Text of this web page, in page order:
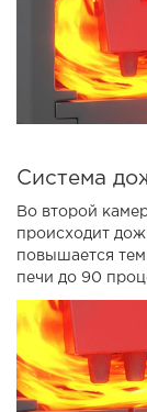
Система
Во второй
происходит
повышается
печи до 90